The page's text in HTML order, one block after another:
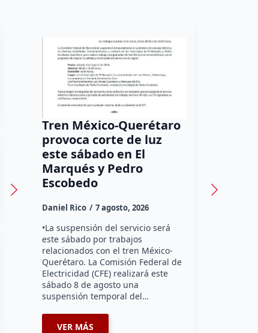
Tren México-Querétaro
provoca corte de luz
este sábado en El
Marqués y Pedro
Escobedo
Daniel Rico 7 agosto, 2026
•La suspensión del servicio será
este sábado por trabajos
relacionados con el tren México-
Querétaro. La Comisión Federal de
Electricidad (CFE) realizará este
sábado 8 de agosto una
suspensión temporal del…
VER MÁS
Habitantes